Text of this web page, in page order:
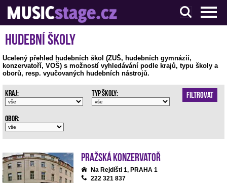
S muzikanty pro muzikanty
Hudební školy
Ucelený přehled hudebních škol (ZUŠ, hudebních gymnázií,
konzervatoří, VOŠ) s možností vyhledávání podle krajů, typu školy a
oborů, resp. vyučovaných hudebních nástrojů.
Filtrovat
Kraj: Typ školy:
Obor:
Pražská konzervatoř
Na Rejdišti 1, PRAHA 1
222 321 837